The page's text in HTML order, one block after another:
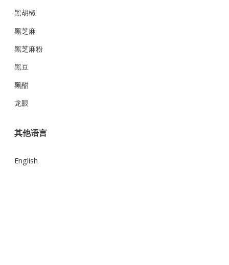
黑胡椒
黑芝麻
黑芝麻粉
黑豆
黑醋
龙眼
其他语言
English